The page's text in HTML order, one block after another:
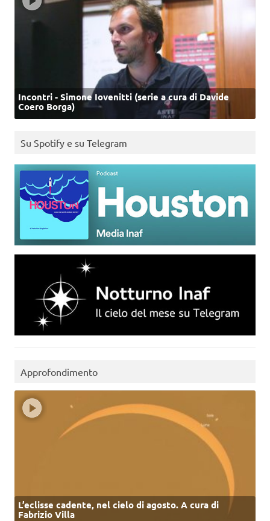
Incontri - Simone Iovenitti (serie a cura di Davide
Coero Borga)
Su Spotify e su Telegram
Approfondimento
L’eclisse cadente, nel cielo di agosto. A cura di
Fabrizio Villa